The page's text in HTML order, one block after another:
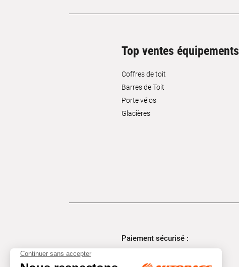
Top ventes équipements
Coffres de toit
Barres de Toit
Porte vélos
Glacières
Paiement sécurisé :